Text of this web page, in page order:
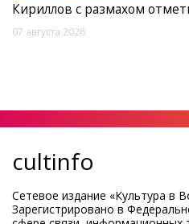
Кириллов с размахом
07 августа 2026
cultinfo
Сетевое издание «Культура в
Зарегистрировано в